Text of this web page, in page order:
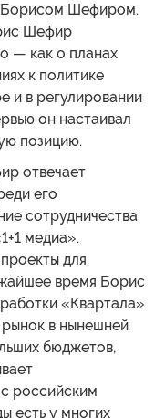
Борисом Шефиром.
Шефир
— как о планах
к политике
и в регулировании
он настаивал
позицию.
отвечает
его
сотрудничества
медиа».
для
время Борис
«Квартала»
в нынешней
бюджетов,
российским
есть у многих